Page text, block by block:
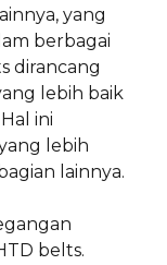
yang
berbagai
dirancang
lebih baik
ini
lebih
lainnya.
belts.